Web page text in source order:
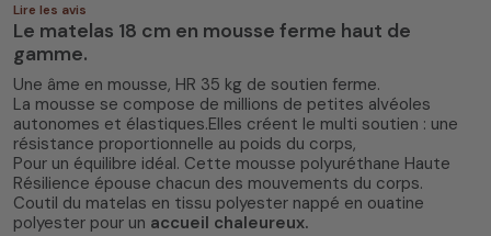
Lire les avis
Le matelas 18 cm en mousse ferme haut de
gamme.
Une âme en mousse, HR 35 kg de soutien ferme.
La mousse se compose de millions de petites alvéoles
autonomes et élastiques.Elles créent le multi soutien : une
résistance proportionnelle au poids du corps,
Pour un équilibre idéal. Cette mousse polyuréthane Haute
Résilience épouse chacun des mouvements du corps.
Coutil du matelas en tissu polyester nappé en ouatine
polyester pour un accueil chaleureux.